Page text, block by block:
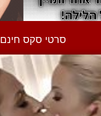
סרטי סקס חינם